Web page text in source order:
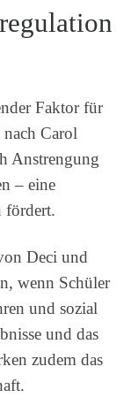
Faktor für
Carol
Anstrengung
– eine
fördert.
Deci und
wenn Schüler
und sozial
und das
zudem das